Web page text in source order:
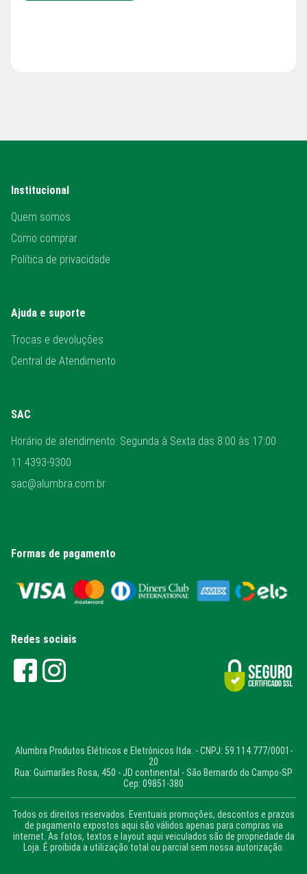
Institucional
Quem somos
Como comprar
Política de privacidade
Ajuda e suporte
Trocas e devoluções
Central de Atendimento
SAC
Horário de atendimento: Segunda à Sexta das 8:00 às 17:00
11 4393-9300
sac@alumbra.com.br
Formas de pagamento
Redes sociais
Alumbra Produtos Elétricos e Eletrônicos ltda. - CNPJ: 59.114.777/0001-
20
Rua: Guimarães Rosa, 450 - JD continental - São Bernardo do Campo-SP
Cep: 09851-380
Todos os direitos reservados. Eventuais promoções, descontos e prazos
de pagamento expostos aqui são válidos apenas para compras via
internet. As fotos, textos e layout aqui veiculados são de propriedade da
Loja. É proibida a utilização total ou parcial sem nossa autorização.